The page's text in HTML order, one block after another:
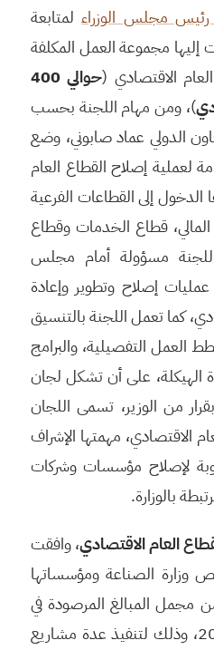
رئيس مجلس الوزراءلمتابعة
مجموعة العمل المكلفة
الاقتصادي (
حوالي 400
)، ومن مهام اللجنة بحسب
الدولي عماد صابوني، وضع
لعملية إصلاح القطاع العام
الدخول إلى القطاعات الفرعية
قطاع الخدمات وقطاع
اللجنة مسؤولة أمام مجلس
إصلاح وتطوير وإعادة
كما تعمل اللجنة بالتنسيق
العمل التفصيلية، والبرامج
الهيكلة، على أن تشكل لجان
من الوزير، تسمى اللجان
الاقتصادي، مهمتها الإشراف
لإصلاح مؤسسات وشركات
بالوزارة.
العام الاقتصادي، وافقت
الصناعة ومؤسساتها
مجمل المبالغ المرصودة في
الخطة الإسعافية لعام 2019، وذلك لتنفيذ عدة مشاريع